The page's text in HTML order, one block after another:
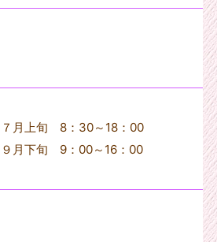
７月上旬 8：30～18：00
９月下旬 9：00～16：00